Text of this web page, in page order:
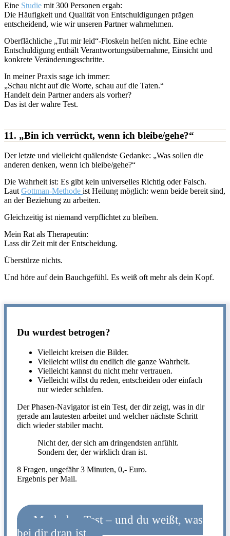
Eine Studie mit 300 Personen ergab:
Die Häufigkeit und Qualität von Entschuldigungen prägen
entscheidend, wie wir unseren Partner wahrnehmen.
Oberflächliche „Tut mir leid“-Floskeln helfen nicht. Eine echte
Entschuldigung enthält Verantwortungsübernahme, Einsicht und
konkrete Veränderungsschritte.
In meiner Praxis sage ich immer:
„Schau nicht auf die Worte, schau auf die Taten.“
Handelt dein Partner anders als vorher?
Das ist der wahre Test.
11. „Bin ich verrückt, wenn ich bleibe/gehe?“
Der letzte und vielleicht quälendste Gedanke: „Was sollen die
anderen denken, wenn ich bleibe/gehe?“
Die Wahrheit ist: Es gibt kein universelles Richtig oder Falsch.
Laut Gottman-Methode ist Heilung möglich: wenn beide bereit sind,
an der Beziehung zu arbeiten.
Gleichzeitig ist niemand verpflichtet zu bleiben.
Mein Rat als Therapeutin:
Lass dir Zeit mit der Entscheidung.
Überstürze nichts.
Und höre auf dein Bauchgefühl. Es weiß oft mehr als dein Kopf.
Du wurdest betrogen?
Vielleicht kreisen die Bilder.
Vielleicht willst du endlich die ganze Wahrheit.
Vielleicht kannst du nicht mehr vertrauen.
Vielleicht willst du reden, entscheiden oder einfach
nur wieder schlafen.
Der Phasen-Navigator ist ein Test, der dir zeigt, was in dir
gerade am lautesten arbeitet und welcher nächste Schritt
dich wieder stabiler macht.
Nicht der, der sich am dringendsten anfühlt.
Sondern der, der wirklich dran ist.
8 Fragen, ungefähr 3 Minuten, 0,- Euro.
Ergebnis per Mail.
Mach den Test – und du weißt, was
bei dir dran ist